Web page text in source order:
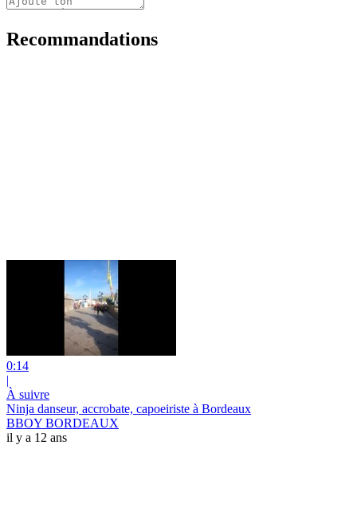
Recommandations
0:14
|
À suivre
Ninja danseur, accrobate, capoeiriste à Bordeaux
BBOY BORDEAUX
il y a 12 ans